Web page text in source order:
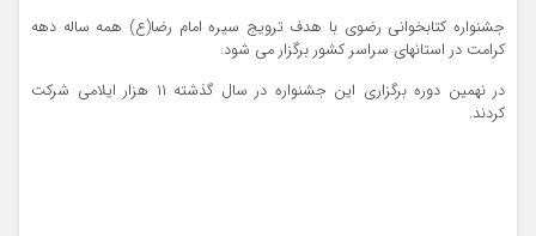
جشنواره کتابخوانی رضوی با هدف ترویج سیره امام رضا(ع) همه ساله دهه
کرامت در استانهای سراسر کشور برگزار می شود.
در نهمین دوره برگزاری این جشنواره در سال گذشته ۱۱ هزار ایلامی شرکت
کردند.